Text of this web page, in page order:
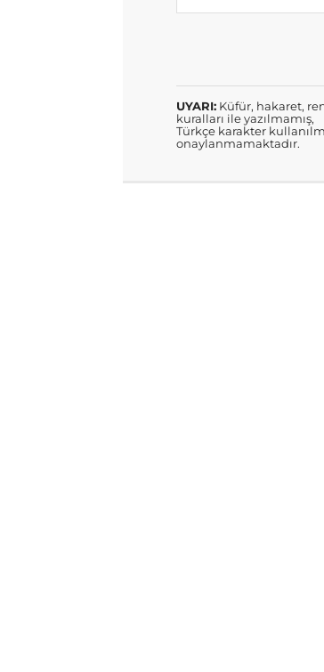
UYARI: Küfür, hakaret,
kuralları ile yazılmamış,
Türkçe karakter
onaylanmamaktadır.